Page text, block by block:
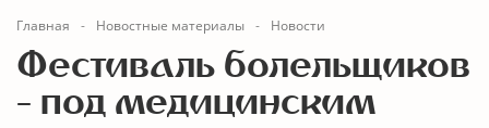
Главная Новостные материалы Новости
Фестиваль болельщиков
- под медицинским